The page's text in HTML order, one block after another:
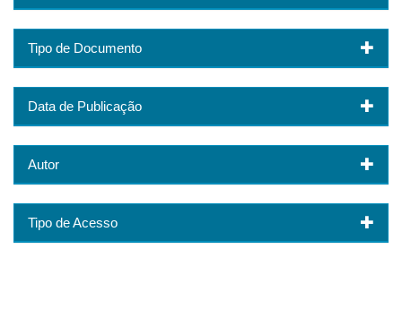
Tipo de Documento
Data de Publicação
Autor
Tipo de Acesso